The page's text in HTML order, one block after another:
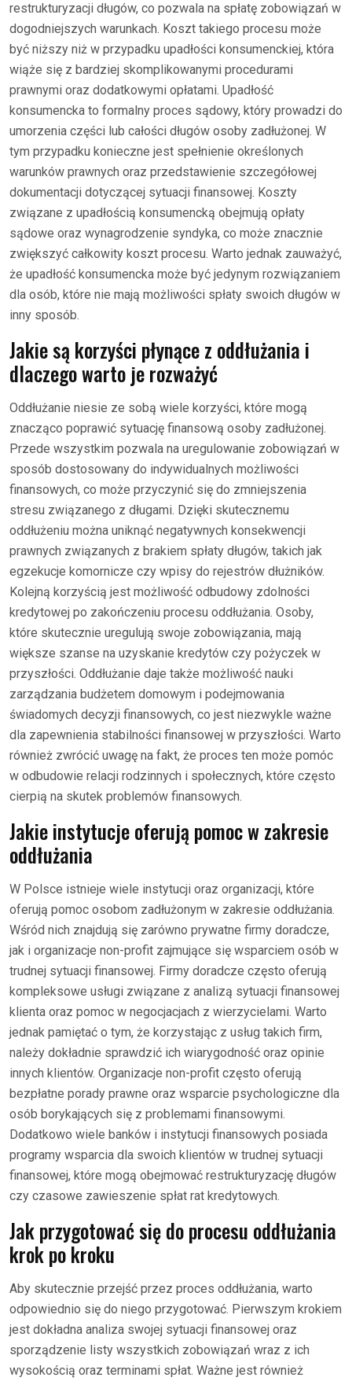
restrukturyzacji długów, co pozwala na spłatę zobowiązań w
dogodniejszych warunkach. Koszt takiego procesu może
być niższy niż w przypadku upadłości konsumenckiej, która
wiąże się z bardziej skomplikowanymi procedurami
prawnymi oraz dodatkowymi opłatami. Upadłość
konsumencka to formalny proces sądowy, który prowadzi do
umorzenia części lub całości długów osoby zadłużonej. W
tym przypadku konieczne jest spełnienie określonych
warunków prawnych oraz przedstawienie szczegółowej
dokumentacji dotyczącej sytuacji finansowej. Koszty
związane z upadłością konsumencką obejmują opłaty
sądowe oraz wynagrodzenie syndyka, co może znacznie
zwiększyć całkowity koszt procesu. Warto jednak zauważyć,
że upadłość konsumencka może być jedynym rozwiązaniem
dla osób, które nie mają możliwości spłaty swoich długów w
inny sposób.
Jakie są korzyści płynące z oddłużania i
dlaczego warto je rozważyć
Oddłużanie niesie ze sobą wiele korzyści, które mogą
znacząco poprawić sytuację finansową osoby zadłużonej.
Przede wszystkim pozwala na uregulowanie zobowiązań w
sposób dostosowany do indywidualnych możliwości
finansowych, co może przyczynić się do zmniejszenia
stresu związanego z długami. Dzięki skutecznemu
oddłużeniu można uniknąć negatywnych konsekwencji
prawnych związanych z brakiem spłaty długów, takich jak
egzekucje komornicze czy wpisy do rejestrów dłużników.
Kolejną korzyścią jest możliwość odbudowy zdolności
kredytowej po zakończeniu procesu oddłużania. Osoby,
które skutecznie uregulują swoje zobowiązania, mają
większe szanse na uzyskanie kredytów czy pożyczek w
przyszłości. Oddłużanie daje także możliwość nauki
zarządzania budżetem domowym i podejmowania
świadomych decyzji finansowych, co jest niezwykle ważne
dla zapewnienia stabilności finansowej w przyszłości. Warto
również zwrócić uwagę na fakt, że proces ten może pomóc
w odbudowie relacji rodzinnych i społecznych, które często
cierpią na skutek problemów finansowych.
Jakie instytucje oferują pomoc w zakresie
oddłużania
W Polsce istnieje wiele instytucji oraz organizacji, które
oferują pomoc osobom zadłużonym w zakresie oddłużania.
Wśród nich znajdują się zarówno prywatne firmy doradcze,
jak i organizacje non-profit zajmujące się wsparciem osób w
trudnej sytuacji finansowej. Firmy doradcze często oferują
kompleksowe usługi związane z analizą sytuacji finansowej
klienta oraz pomoc w negocjacjach z wierzycielami. Warto
jednak pamiętać o tym, że korzystając z usług takich firm,
należy dokładnie sprawdzić ich wiarygodność oraz opinie
innych klientów. Organizacje non-profit często oferują
bezpłatne porady prawne oraz wsparcie psychologiczne dla
osób borykających się z problemami finansowymi.
Dodatkowo wiele banków i instytucji finansowych posiada
programy wsparcia dla swoich klientów w trudnej sytuacji
finansowej, które mogą obejmować restrukturyzację długów
czy czasowe zawieszenie spłat rat kredytowych.
Jak przygotować się do procesu oddłużania
krok po kroku
Aby skutecznie przejść przez proces oddłużania, warto
odpowiednio się do niego przygotować. Pierwszym krokiem
jest dokładna analiza swojej sytuacji finansowej oraz
sporządzenie listy wszystkich zobowiązań wraz z ich
wysokością oraz terminami spłat. Ważne jest również